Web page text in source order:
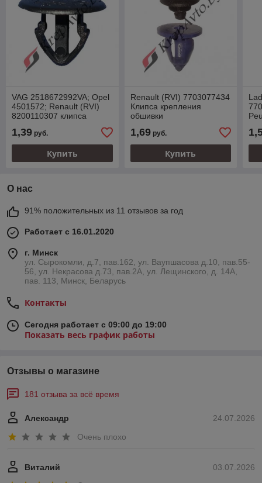
VAG 2518672992VA; Opel
4501572; Renault (RVI)
8200110307 клипса
1,39 руб.
Купить
Renault (RVI) 7703077434
Клипса крепления
обшивки
1,69руб.
Купить
О нас
91% положительных из 11 отзывов за год
Работает с 16.01.2020
г. Минск
ул. Сырокомли, д.7, пав.162, ул. Ваупшасова д.10, пав.55-
56, ул. Некрасова д.73, пав.2А, ул. Лещинского, д. 14А,
пав. 113, Минск, Беларусь
Контакты
Сегодня работает с 09:00 до 19:00
Показать весь график работы
Отзывы о магазине
181 отзыва за всё время
24.07.2026
Александр
Очень плохо
03.07.2026
Виталий